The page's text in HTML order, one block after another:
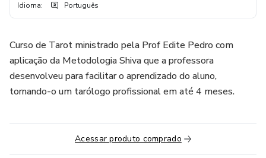
Idioma: Português
Curso de Tarot ministrado pela Prof Edite Pedro com
aplicação da Metodologia Shiva que a professora
desenvolveu para facilitar o aprendizado do aluno,
tornando-o um tarólogo profissional em até 4 meses.
Acessar produto comprado